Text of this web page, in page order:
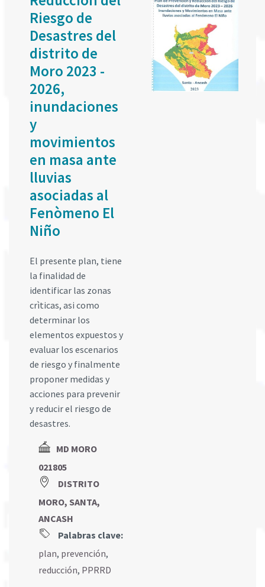
Riesgo de
Desastres del
distrito de
Moro 2023 -
2026,
inundaciones
y
movimientos
en masa ante
lluvias
asociadas al
Fenòmeno El
Niño
El presente plan, tiene
la finalidad de
identificar las zonas
crìticas, asi como
determinar los
elementos expuestos y
evaluar los escenarios
de riesgo y finalmente
proponer medidas y
acciones para prevenir
y reducir el riesgo de
desastres.
MD MORO
021805
DISTRITO
MORO, SANTA,
ANCASH
Palabras clave:
plan, prevención,
reducción, PPRRD